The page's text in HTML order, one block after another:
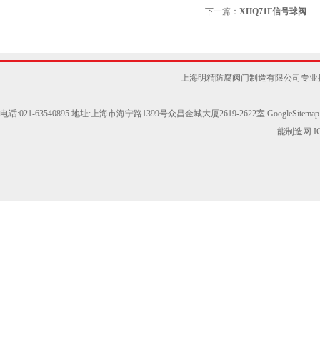
下一篇： XHQ71F信号球阀
上海明精防腐阀门制造有限公司专
电话:021-63540895 地址:上海市海宁路1399号众昌金城大厦2619-2622室 GoogleSitemap
能制造网